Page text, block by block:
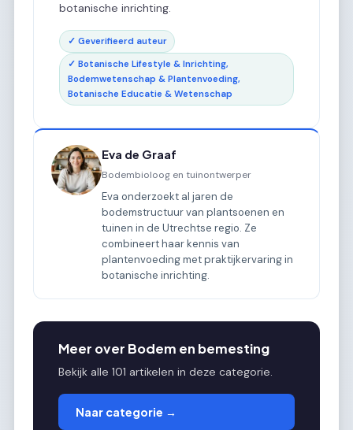
botanische inrichting.
✓ Geverifieerd auteur
✓ Botanische Lifestyle & Inrichting,
Bodemwetenschap & Plantenvoeding,
Botanische Educatie & Wetenschap
Eva de Graaf
Bodembioloog en tuinontwerper
Eva onderzoekt al jaren de
bodemstructuur van plantsoenen en
tuinen in de Utrechtse regio. Ze
combineert haar kennis van
plantenvoeding met praktijkervaring in
botanische inrichting.
Meer over Bodem en bemesting
Bekijk alle 101 artikelen in deze categorie.
Naar categorie →